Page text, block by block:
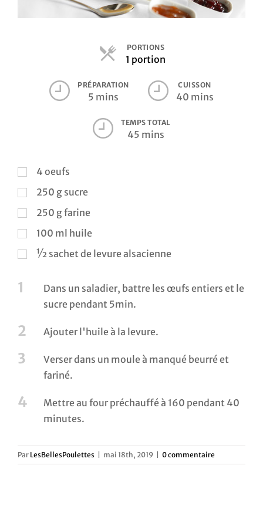
PORTIONS
1 portion
PRÉPARATION
5 mins
CUISSON
40 mins
TEMPS TOTAL
45 mins
4 oeufs
250 g sucre
250 gfarine
100 ml huile
½ sachet de levure alsacienne
1
Dans un saladier, battre les œufs entiers et le
sucre pendant 5min.
2 Ajouter l'huile à la levure.
3
Verser dans un moule à manqué beurré et
fariné.
4
Mettre au four préchauffé à 160 pendant 40
minutes.
Par LesBellesPoulettes | mai 18th, 2019 | 0 commentaire